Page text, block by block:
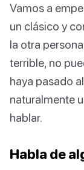
Vamos a
un clásico y
la otra
terrible, no
haya pasado
naturalmente
hablar.
Habla de